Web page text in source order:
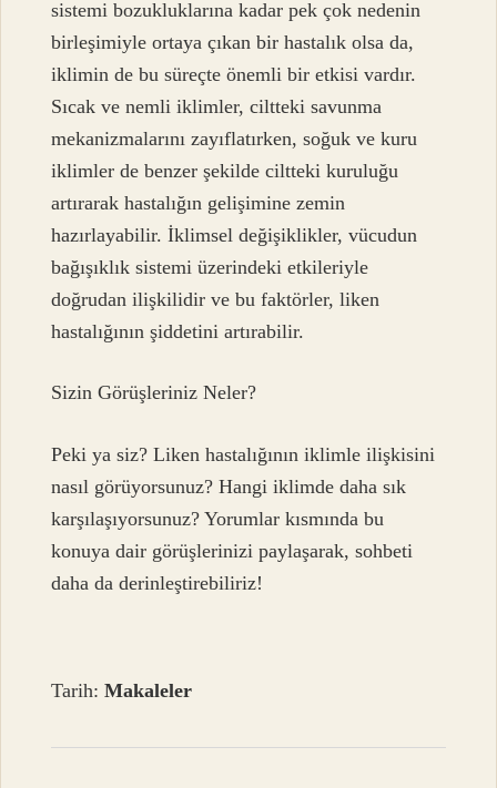
sistemi bozukluklarına kadar pek çok nedenin
birleşimiyle ortaya çıkan bir hastalık olsa da,
iklimin de bu süreçte önemli bir etkisi vardır.
Sıcak ve nemli iklimler, ciltteki savunma
mekanizmalarını zayıflatırken, soğuk ve kuru
iklimler de benzer şekilde ciltteki kuruluğu
artırarak hastalığın gelişimine zemin
hazırlayabilir. İklimsel değişiklikler, vücudun
bağışıklık sistemi üzerindeki etkileriyle
doğrudan ilişkilidir ve bu faktörler, liken
hastalığının şiddetini artırabilir.
Sizin Görüşleriniz Neler?
Peki ya siz? Liken hastalığının iklimle ilişkisini
nasıl görüyorsunuz? Hangi iklimde daha sık
karşılaşıyorsunuz? Yorumlar kısmında bu
konuya dair görüşlerinizi paylaşarak, sohbeti
daha da derinleştirebiliriz!
Tarih:Makaleler